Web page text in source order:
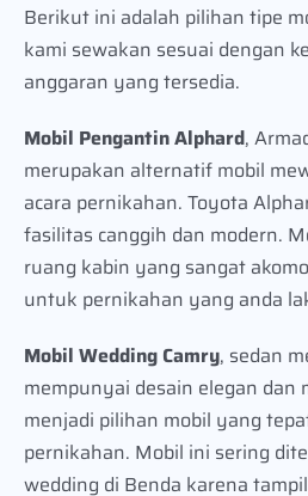
Berikut ini adalah pilihan tipe
kami sewakan sesuai dengan
anggaran yang tersedia.
Mobil Pengantin Alphard,
merupakan alternatif mobil
acara pernikahan. Toyota
fasilitas canggih dan modern.
ruang kabin yang sangat
untuk pernikahan yang anda
Mobil Wedding Camry, sedan
mempunyai desain elegan dan
menjadi pilihan mobil yang
pernikahan. Mobil ini sering
wedding di Benda karena